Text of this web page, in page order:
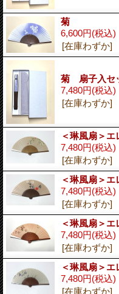
菊
6,600円(税込)
[在庫わずか]
菊 扇子入セ
7,480円(税込)
[在庫わずか]
＜琳風扇＞エ
7,480円(税込)
[在庫わずか]
＜琳風扇＞エ
7,480円(税込)
[在庫わずか]
＜琳風扇＞エ
7,480円(税込)
[在庫わずか]
＜琳風扇＞エ
7,480円(税込)
[在庫わずか]